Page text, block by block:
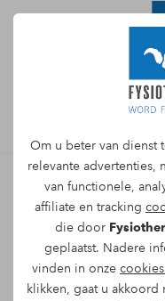
Om u beter van dienst
relevante advertenties,
van functionele,
affiliate en tracking
die door
geplaatst. Nadere
vinden in onze
klikken, gaat u akkoord
Marlou
personal